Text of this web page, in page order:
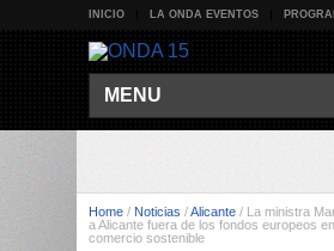
INICIO LA ONDA EVENTOS
MENU
Home / Noticias /Alicante / La ministra
a Alicante fuera de los fondos europeos
comercio sostenible